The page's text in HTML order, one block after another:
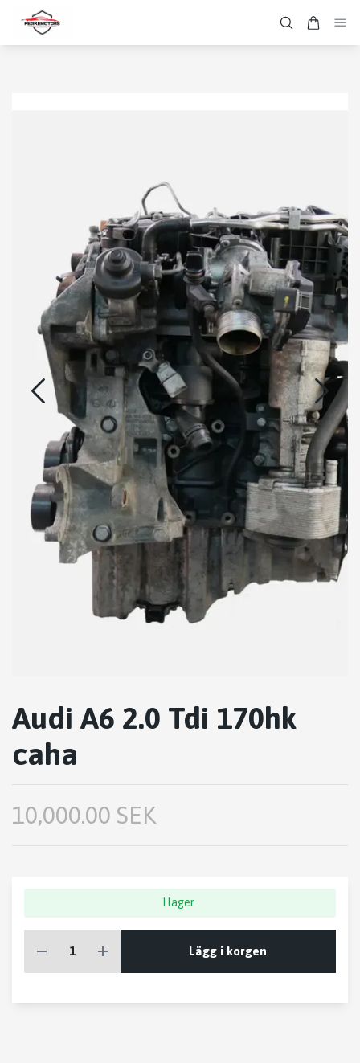
Audi A6 2.0 Tdi 170hk
caha
10,000.00 SEK
I lager
Lägg i korgen